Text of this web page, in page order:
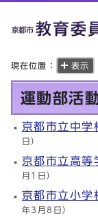
現在位置： 表示
運動部活
京都市立中学
日）
京都市立高等
月1日）
京都市立小学
年3月8日）